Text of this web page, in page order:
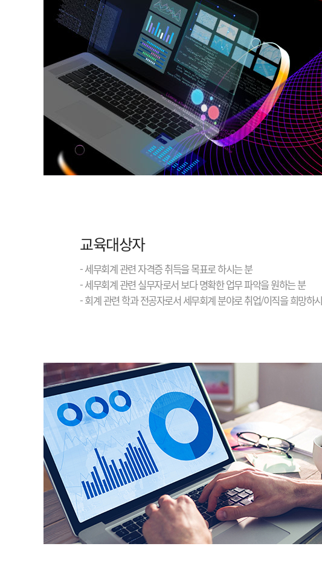
교육대상자
- 세무회계 관련 자격증 취득을 목표로 하시는 분
- 세무회계 관련 실무자로서 보다 명확한 업무 파악을 원하는 분
- 회계 관련 학과 전공자로서 세무회계 분야로 취업/이직을 희망하